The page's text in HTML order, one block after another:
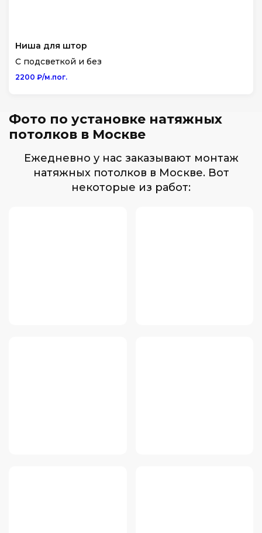
Ниша для штор
С подсветкой и без
2200 ₽/м.пог.
Фото по установке натяжных
потолков в Москве
Ежедневно у нас заказывают монтаж
натяжных потолков в Москве. Вот
некоторые из работ: